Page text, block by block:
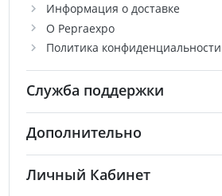
Информация о доставке
О Pepraexpo
Политика конфиденциальности
Служба поддержки
Дополнительно
Личный Кабинет